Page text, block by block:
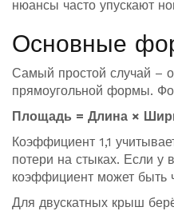
нюансы часто упускают
Основные
Самый простой случай –
прямоугольной формы.
Площадь = Длина ×
Коэффициент 1,1
потери на стыках. Если у
коэффициент может быть
Для двускатных крыш